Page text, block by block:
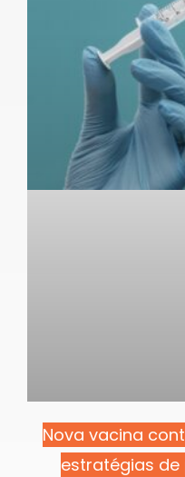
Nova vacina
estratégias de